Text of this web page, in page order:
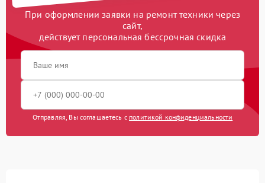
При оформлении заявки на ремонт техники через
сайт,
действует персональная бессрочная скидка
Отправляя, Вы соглашаетесь с политикой конфиденциальности